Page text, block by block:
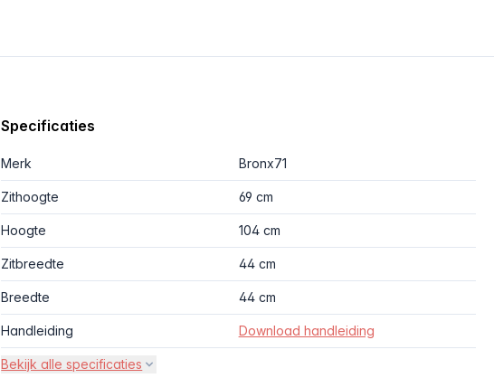
Specificaties
Merk Bronx71
Zithoogte 69 cm
Hoogte 104 cm
Zitbreedte 44 cm
Breedte 44 cm
Handleiding Download handleiding
Bekijk alle specificaties